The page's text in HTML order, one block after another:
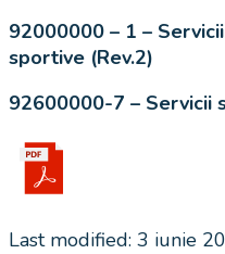
92000000 – 1 –
sportive (Rev.2)
92600000-7 – Servicii
Last modified: 3 iunie